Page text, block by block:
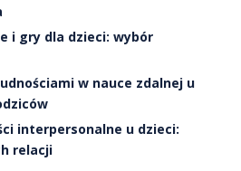
i gry dla dzieci: wybór
w nauce zdalnej u
interpersonalne u dzieci:
relacji